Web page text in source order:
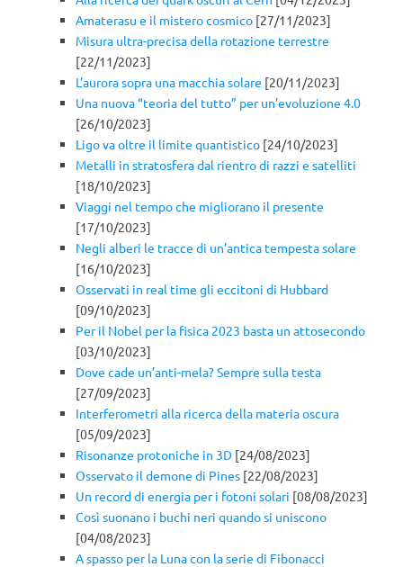
Amaterasu e il mistero cosmico [27/11/2023]
Misura ultra-precisa della rotazione terrestre
[22/11/2023]
L’aurora sopra una macchia solare [20/11/2023]
Una nuova “teoria del tutto” per un’evoluzione 4.0
[26/10/2023]
Ligo va oltre il limite quantistico [24/10/2023]
Metalli in stratosfera dal rientro di razzi e satelliti
[18/10/2023]
Viaggi nel tempo che migliorano il presente
[17/10/2023]
Negli alberi le tracce di un’antica tempesta solare
[16/10/2023]
Osservati in real time gli eccitoni di Hubbard
[09/10/2023]
Per il Nobel per la fisica 2023 basta un attosecondo
[03/10/2023]
Dove cade un’anti-mela? Sempre sulla testa
[27/09/2023]
Interferometri alla ricerca della materia oscura
[05/09/2023]
Risonanze protoniche in 3D [24/08/2023]
Osservato il demone di Pines [22/08/2023]
Un record di energia per i fotoni solari [08/08/2023]
Così suonano i buchi neri quando si uniscono
[04/08/2023]
A spasso per la Luna con la serie di Fibonacci